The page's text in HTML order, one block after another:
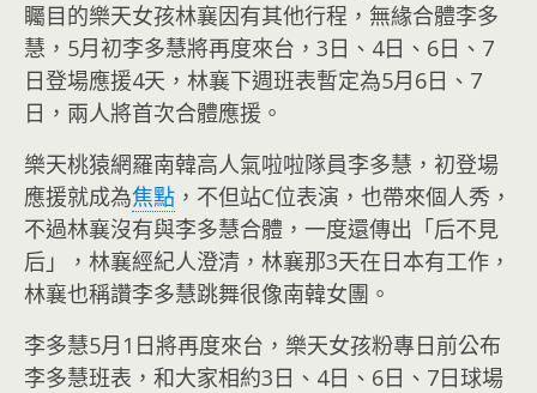
矚目的樂天女孩林襄因有其他行程，無緣合體李多
慧，5月初李多慧將再度來台，3日、4日、6日、7
日登場應援4天，林襄下週班表暫定為5月6日、7
日，兩人將首次合體應援。
樂天桃猿網羅南韓高人氣啦啦隊員李多慧，初登場
應援就成為焦點 ，不但站C位表演，也帶來個人秀，
不過林襄沒有與李多慧合體，一度還傳出「后不見
后」，林襄經紀人澄清，林襄那3天在日本有工作，
林襄也稱讚李多慧跳舞很像南韓女團。
李多慧5月1日將再度來台，樂天女孩粉專日前公布
李多慧班表，和大家相約3日、4日、6日、7日球場